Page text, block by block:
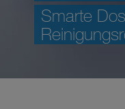
Smarte